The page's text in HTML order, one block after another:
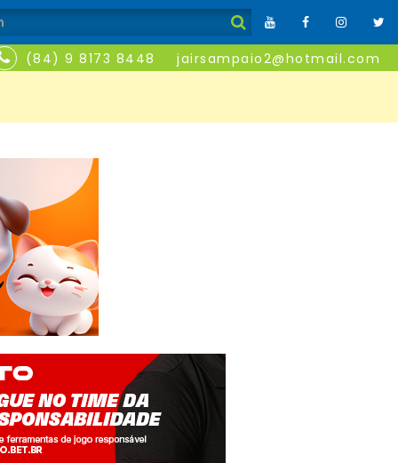
(84) 9 8173 8448 jairsampaio2@hotmail.com